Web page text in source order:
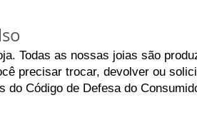
Todas as nossas joias são
precisar trocar, devolver ou
Código de Defesa do